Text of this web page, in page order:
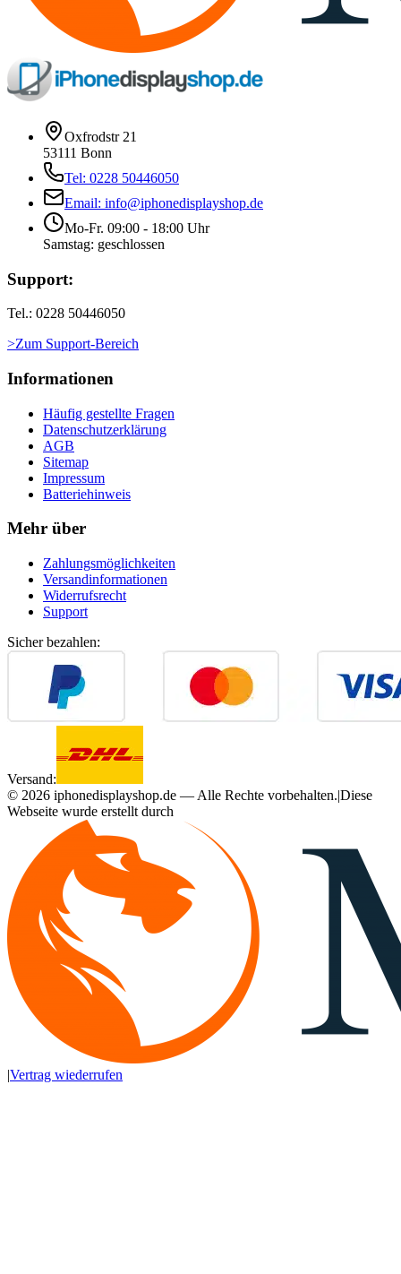
Oxfrodstr 21
53111 Bonn
Tel: 0228 50446050
Email: info@iphonedisplayshop.de
Mo-Fr. 09:00 - 18:00 Uhr
Samstag: geschlossen
Support:
Tel.: 0228 50446050
>Zum Support-Bereich
Informationen
Häufig gestellte Fragen
Datenschutzerklärung
AGB
Sitemap
Impressum
Batteriehinweis
Mehr über
Zahlungsmöglichkeiten
Versandinformationen
Widerrufsrecht
Support
Sicher bezahlen:
Versand:
© 2026 iphonedisplayshop.de — Alle Rechte vorbehalten.|Diese
Webseite wurde erstellt durch
|Vertrag wiederrufen